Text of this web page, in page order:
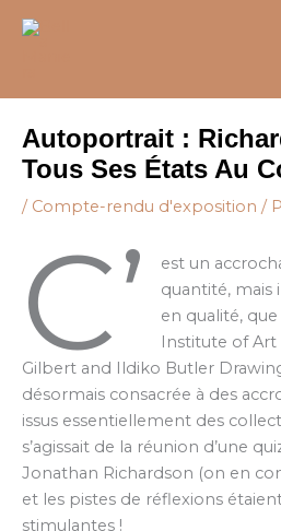
Autoportrait :
Tous Ses États Au
/ Compte-rendu d'exposition /
C’
est un
quantité, mais
en qualité,
Institute of
Gilbert and Ildiko Butler
désormais consacrée à des
issus essentiellement des
s’agissait de la réunion d’une
Jonathan Richardson (on en
et les pistes de réflexions
stimulantes !